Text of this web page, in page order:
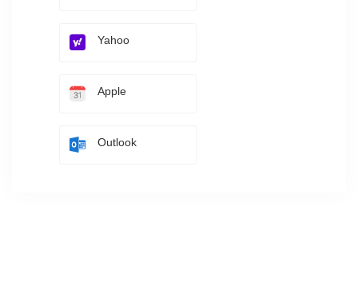
Yahoo
Apple
Outlook